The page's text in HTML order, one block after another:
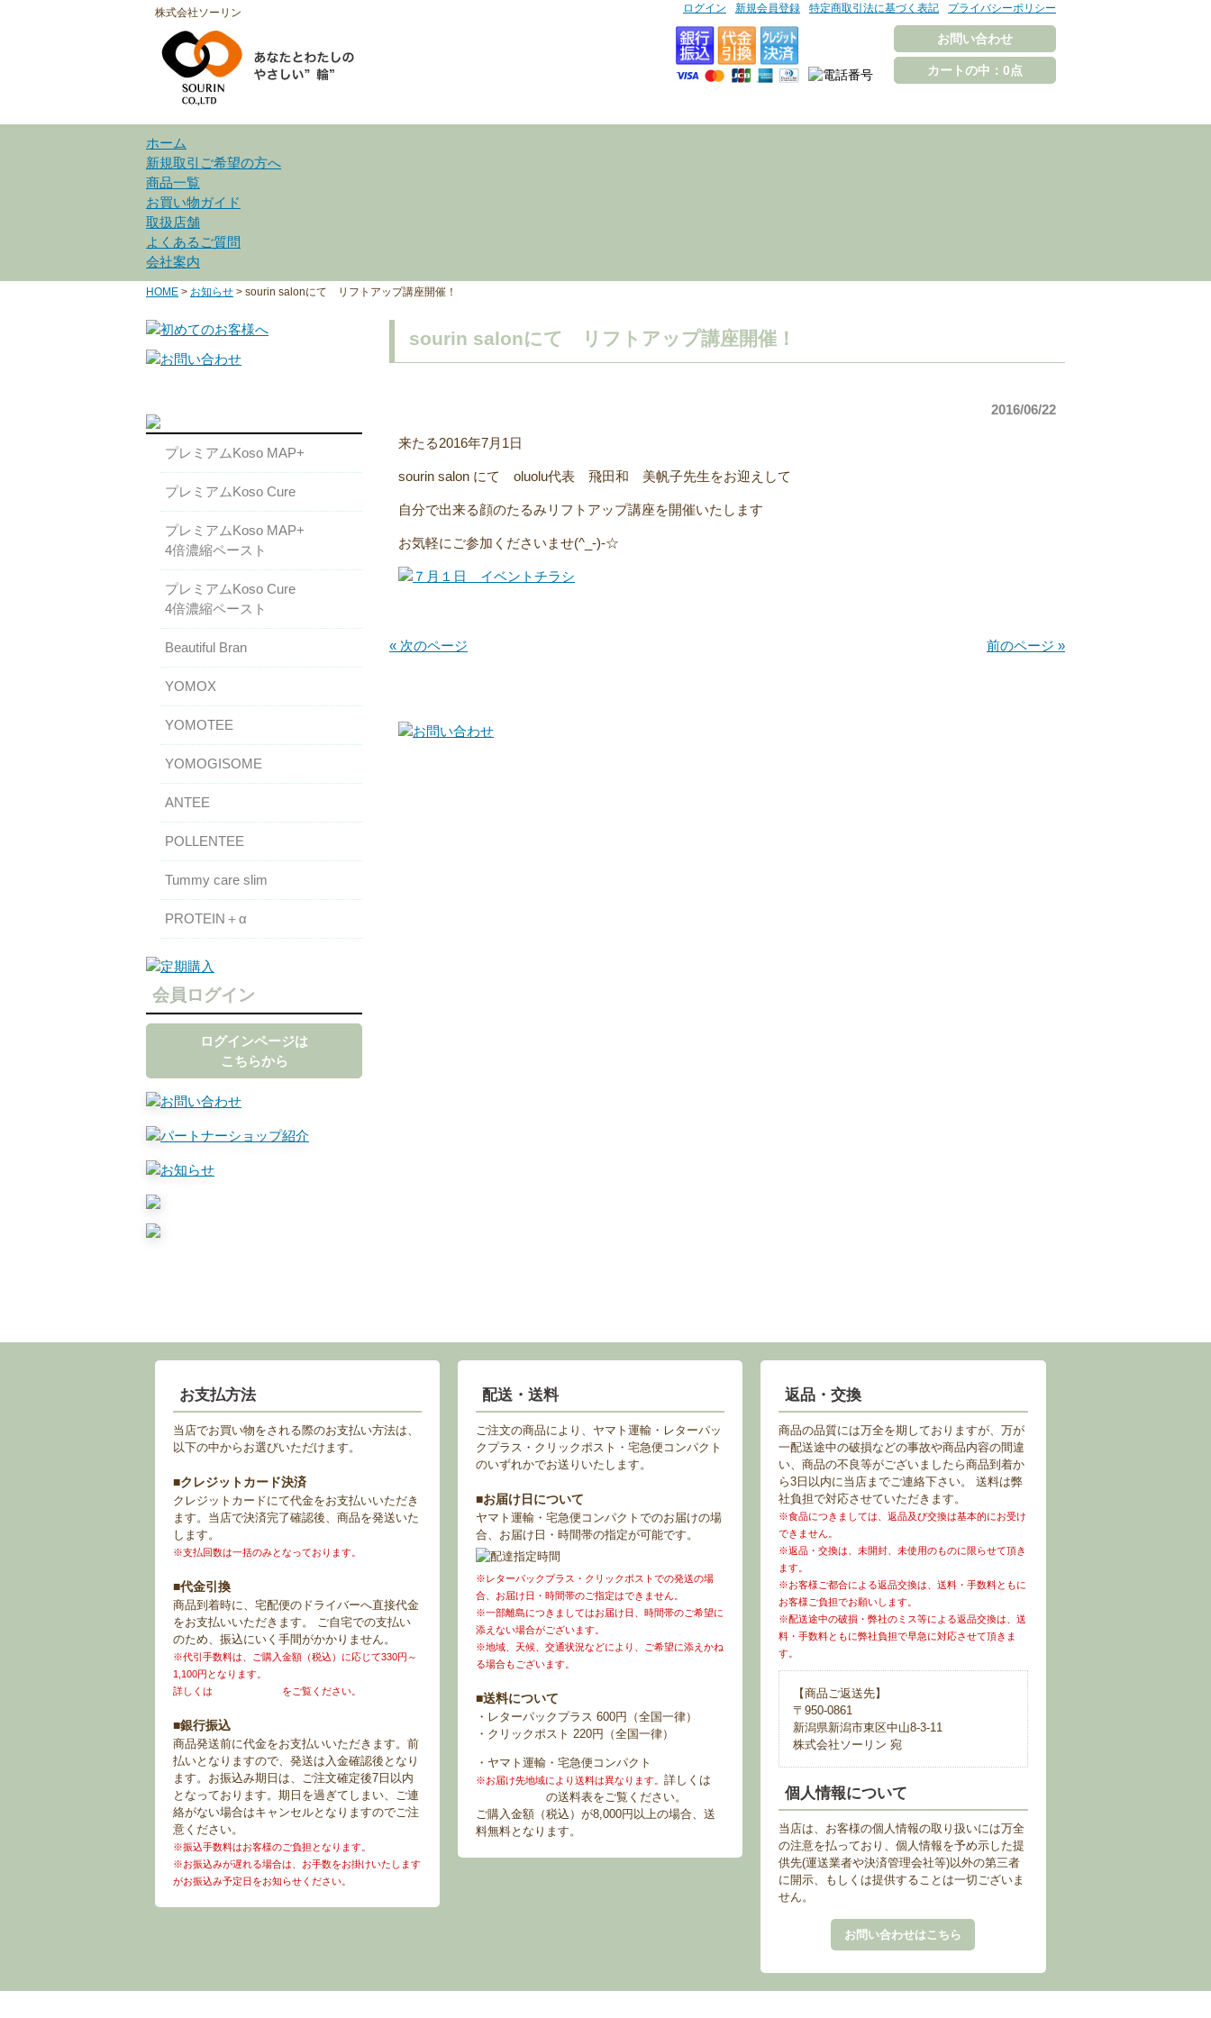
株式会社ソーリン プライバシーポリシー
特定商取引法に基づく表記
新規会員登録
ログイン
お問い合わせ
カートの中：0点
ホーム
新規取引ご希望の方へ
商品一覧
お買い物ガイド
取扱店舗
よくあるご質問
会社案内
HOME > お知らせ > sourin salonにて リフトアップ講座開催！
sourin salonにて リフトアップ講座開催！
2016/06/22
来たる2016年7月1日
sourin salon にて oluolu代表 飛田和 美帆子先生をお迎えして
自分で出来る顔のたるみリフトアップ講座を開催いたします
お気軽にご参加くださいませ(^_-)-☆
« 次のページ 前のページ »
プレミアムKoso MAP+
プレミアムKoso Cure
プレミアムKoso MAP+
4倍濃縮ペースト
プレミアムKoso Cure
4倍濃縮ペースト
Beautiful Bran
YOMOX
YOMOTEE
YOMOGISOME
ANTEE
POLLENTEE
Tummy care slim
PROTEIN＋α
会員ログイン
ログインページは
こちらから
お支払方法
当店でお買い物をされる際のお支払い方法は、
以下の中からお選びいただけます。
■クレジットカード決済
クレジットカードにて代金をお支払いいただき
ます。当店で決済完了確認後、商品を発送いた
します。
※支払回数は一括のみとなっております。
■代金引換
商品到着時に、宅配便のドライバーへ直接代金
をお支払いいただきます。 ご自宅での支払い
のため、振込にいく手間がかかりません。
※代引手数料は、ご購入金額（税込）に応じて330円～
1,100円となります。
詳しくは
をご覧ください。
■銀行振込
商品発送前に代金をお支払いいただきます。前
払いとなりますので、発送は入金確認後となり
ます。お振込み期日は、ご注文確定後7日以内
となっております。期日を過ぎてしまい、ご連
絡がない場合はキャンセルとなりますのでご注
意ください。
※振込手数料はお客様のご負担となります。
※お振込みが遅れる場合は、お手数をお掛けいたします
がお振込み予定日をお知らせください。
配送・送料
ご注文の商品により、ヤマト運輸・レターパッ
クプラス・クリックポスト・宅急便コンパクト
のいずれかでお送りいたします。
■お届け日について
ヤマト運輸・宅急便コンパクトでのお届けの場
合、お届け日・時間帯の指定が可能です。
※レターパックプラス・クリックポストでの発送の場
合、お届け日・時間帯のご指定はできません。
※一部離島につきましてはお届け日、時間帯のご希望に
添えない場合がございます。
※地域、天候、交通状況などにより、ご希望に添えかね
る場合もございます。
■送料について
・レターパックプラス 600円（全国一律）
・クリックポスト 220円（全国一律）
・ヤマト運輸・宅急便コンパクト
※お届け先地域により送料は異なります。詳しくは
買い物ガイドの送料表をご覧ください。
ご購入金額（税込）が8,000円以上の場合、送
料無料となります。
返品・交換
商品の品質には万全を期しておりますが、万が
一配送途中の破損などの事故や商品内容の間違
い、商品の不良等がございましたら商品到着か
ら3日以内に当店までご連絡下さい。 送料は弊
社負担で対応させていただきます。
※食品につきましては、返品及び交換は基本的にお受け
できません。
※返品・交換は、未開封、未使用のものに限らせて頂き
ます。
※お客様ご都合による返品交換は、送料・手数料ともに
お客様ご負担でお願いします。
※配送途中の破損・弊社のミス等による返品交換は、送
料・手数料ともに弊社負担で早急に対応させて頂きま
す。
【商品ご返送先】
〒950-0861
新潟県新潟市東区中山8-3-11
株式会社ソーリン 宛
個人情報について
当店は、お客様の個人情報の取り扱いには万全
の注意を払っており、個人情報を予め示した提
供先(運送業者や決済管理会社等)以外の第三者
に開示、もしくは提供することは一切ございま
せん。
お問い合わせはこちら